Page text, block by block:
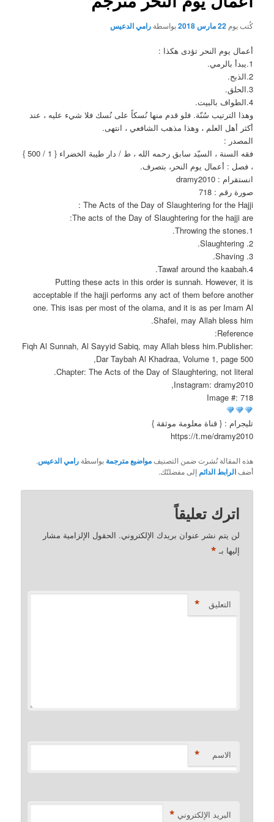
كُتب يوم22 مارس 2018 بواسطةرامي الدعيس
أعمال يوم النحر تؤدى هكذا :
1.يبدأ بالرمي.
2.الذبح.
3.الحلق.
4.الطواف بالبيت.
وهذا الترتيب سُنّة. فلو قدم منها نُسكاً على نُسك فلا شيء عليه ، عند
أكثر أهل العلم ، وهذا مذهب الشافعي ، انتهى.
المصدر :
فقه السنة ، السيّد سابق رحمه الله ، ط / دار طيبة الخضراء { 1 / 500 }
، فصل : أعمال يوم النحر، بتصرف.
انستقرام : dramy2010
صورة رقم : 718
The Acts of the Day of Slaughtering for the Hajji :
The acts of the Day of Slaughtering for the hajji are:
1.Throwing the stones.
2. Slaughtering.
3. Shaving.
4.Tawaf around the kaabah.
Putting these acts in this order is sunnah. However, it is
acceptable if the hajji performs any act of them before another
one. This isas per most of the olama, and it is as per Imam Al
Shafei, may Allah bless him.
Reference:
Fiqh Al Sunnah, Al Sayyid Sabiq, may Allah bless him.Publisher:
Dar Taybah Al Khadraa, Volume 1, page 500,
Chapter: The Acts of the Day of Slaughtering, not literal.
Instagram: dramy2010,
Image #: 718
تليجرام : { قناة معلومة موثقة }
https://t.me/dramy2010
هذه المقالة نُشرت ضمن التصنيفمواضيع مترجمة بواسطةرامي الدعيس.
أضفالرابط الدائم إلى مفضلتّك.
اترك تعليقاً
لن يتم نشر عنوان بريدك الإلكتروني. الحقول الإلزامية مشار
إليها بـ *
التعليق *
الاسم *
البريد الإلكتروني *